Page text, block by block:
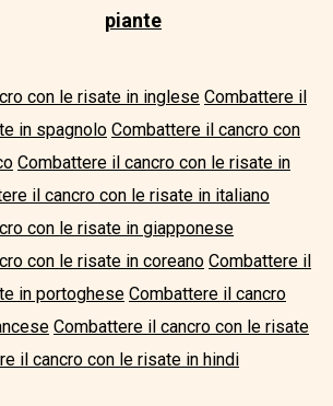
piante
con le risate in inglese Combattere il
in spagnolo Combattere il cancro con
Combattere il cancro con le risate in
il cancro con le risate in italiano
con le risate in giapponese
con le risate in coreano Combattere il
in portoghese Combattere il cancro
Combattere il cancro con le risate
il cancro con le risate in hindi